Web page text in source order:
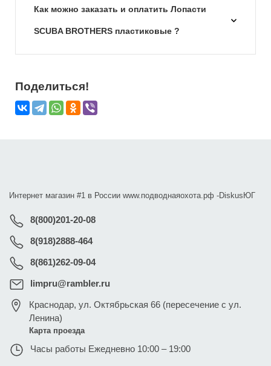
Как можно заказать и оплатить Лопасти
SCUBA BROTHERS пластиковые ?
Поделиться!
Интернет магазин #1 в России www.подводнаяохота.рф -DiskusЮГ
8(800)201-20-08
8(918)2888-464
8(861)262-09-04
limpru@rambler.ru
Краснодар,ул. Октябрьская 66 (пересечение с ул.
Ленина)
Карта проезда
Часы работы Ежедневно 10:00 – 19:00